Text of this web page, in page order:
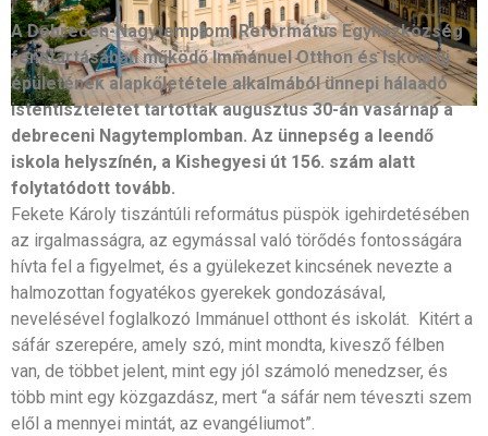
A Debrecen-Nagytemplomi Református Egyházközség
fenntartásában működő Immánuel Otthon és Iskola új
épületének alapkőletétele alkalmából ünnepi hálaadó
istentiszteletet tartottak augusztus 30-án vasárnap a
debreceni Nagytemplomban. Az ünnepség a leendő
iskola helyszínén, a Kishegyesi út 156. szám alatt
folytatódott tovább.
Fekete Károly tiszántúli református püspök igehirdetésében
az irgalmasságra, az egymással való törődés fontosságára
hívta fel a figyelmet, és a gyülekezet kincsének nevezte a
halmozottan fogyatékos gyerekek gondozásával,
nevelésével foglalkozó Immánuel otthont és iskolát. Kitért a
sáfár szerepére, amely szó, mint mondta, kivesző félben
van, de többet jelent, mint egy jól számoló menedzser, és
több mint egy közgazdász, mert “a sáfár nem téveszti szem
elől a mennyei mintát, az evangéliumot”.